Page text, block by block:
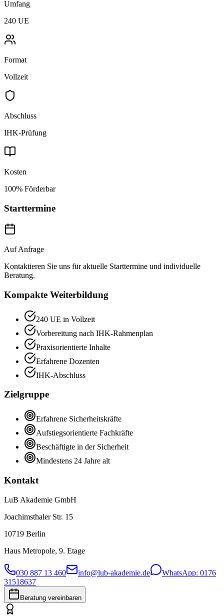
Umfang
240 UE
Format
Vollzeit
Abschluss
IHK-Prüfung
Kosten
100% Förderbar
Starttermine
Auf Anfrage
Kontaktieren Sie uns für aktuelle Starttermine und individuelle
Beratung.
Kompakte Weiterbildung
240 UE in Vollzeit
Vorbereitung nach IHK-Rahmenplan
Praxisorientierte Inhalte
Erfahrene Dozenten
IHK-Abschluss
Zielgruppe
Erfahrene Sicherheitskräfte
Aufstiegsorientierte Fachkräfte
Beschäftigte in der Sicherheit
Mindestens 24 Jahre alt
Kontakt
LuB Akademie GmbH
Joachimsthaler Str. 15
10719 Berlin
Haus Metropole, 9. Etage
030 887 13 460 info@lub-akademie.de
WhatsApp: 0176
31518637
Beratung vereinbaren